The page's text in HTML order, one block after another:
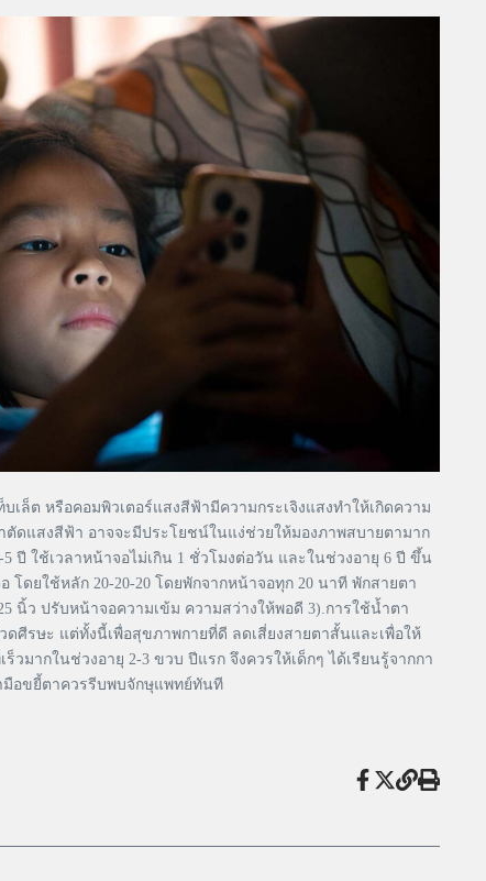
ล็ต หรือคอมพิวเตอร์แสงสีฟ้ามีความกระเจิงแสงทำให้เกิดความ
ดแสงสีฟ้า อาจจะมีประโยชน์ในแง่ช่วยให้มองภาพสบายตามาก
ปี ใช้เวลาหน้าจอไม่เกิน 1 ชั่วโมงต่อวัน และในช่วงอายุ 6 ปี ขึ้น
ดยใช้หลัก 20-20-20 โดยพักจากหน้าจอทุก 20 นาที พักสายตา
นิ้ว ปรับหน้าจอความเข้ม ความสว่างให้พอดี 3).การใช้น้ำตา
ศีรษะ แต่ทั้งนี้เพื่อสุขภาพกายที่ดี ลดเสี่ยงสายตาสั้นและเพื่อให้
ากในช่วงอายุ 2-3 ขวบ ปีแรก จึงควรให้เด็กๆ ได้เรียนรู้จากกา
มือขยี้ตาควรรีบพบจักษุแพทย์ทันที